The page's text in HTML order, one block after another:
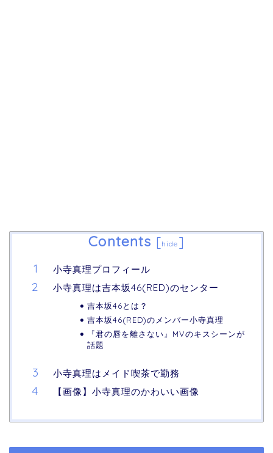
Contents [hide ]
小寺真理プロフィール
小寺真理は吉本坂46(RED)のセンター
吉本坂46とは？
吉本坂46(RED)のメンバー小寺真理
『君の唇を離さない』MVのキスシーンが
話題
小寺真理はメイド喫茶で勤務
【画像】小寺真理のかわいい画像